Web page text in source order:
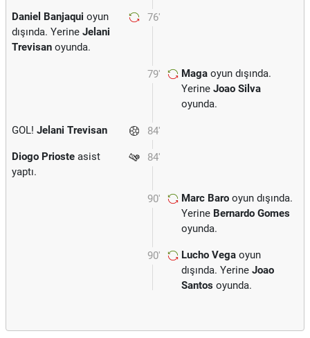
76'
Daniel Banjaqui oyun
dışında. Yerine Jelani
Trevisan oyunda.
79' Maga oyun dışında.
Yerine Joao Silva
oyunda.
84'
GOL! Jelani Trevisan
84'
Diogo Prioste asist
yaptı.
90' Marc Baro oyun dışında.
Yerine Bernardo Gomes
oyunda.
90' Lucho Vega oyun
dışında. Yerine Joao
Santos oyunda.